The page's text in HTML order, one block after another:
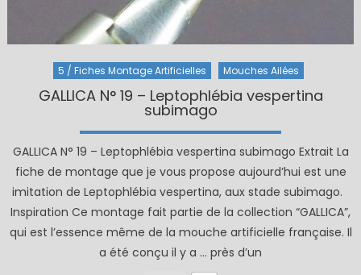
5 / Fiches Montage Artificielles Mouches Ailées
GALLICA N° 19 – Leptophlébia vespertina
subimago
GALLICA N° 19 – Leptophlébia vespertina subimago Extrait La
fiche de montage que je vous propose aujourd’hui est une
imitation de Leptophlébia vespertina, aux stade subimago.
Inspiration Ce montage fait partie de la collection “GALLICA”,
qui est l’essence même de la mouche artificielle française. Il
a été conçu il y a … près d’un